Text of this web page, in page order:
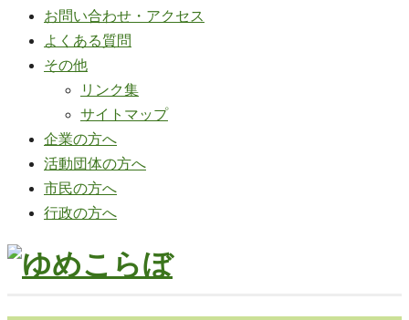
お問い合わせ・アクセス
よくある質問
その他
リンク集
サイトマップ
企業の方へ
活動団体の方へ
市民の方へ
行政の方へ